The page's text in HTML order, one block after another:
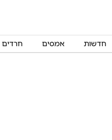
חדשות אמסים חרדים